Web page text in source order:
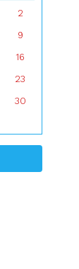
2
9
16
23
30